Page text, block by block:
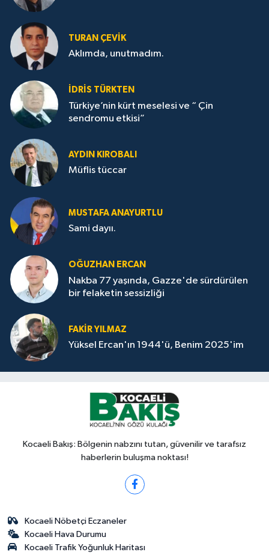
TURAN ÇEVİK
Aklımda, unutmadım.
İDRİS TÜRKTEN
Türkiye’nin kürt meselesi ve “ Çin
sendromu etkisi”
AYDIN KIROBALI
Müflis tüccar
MUSTAFA ANAYURTLU
Sami dayıı.
OĞUZHAN ERCAN
Nakba 77 yaşında, Gazze'de sürdürülen
bir felaketin sessizliği
FAKİR YILMAZ
Yüksel Ercan'ın 1944'ü, Benim 2025'im
Kocaeli Bakış: Bölgenin nabzını tutan, güvenilir ve tarafsız
haberlerin buluşma noktası!
Kocaeli Nöbetçi Eczaneler
Kocaeli Hava Durumu
Kocaeli Trafik Yoğunluk Haritası